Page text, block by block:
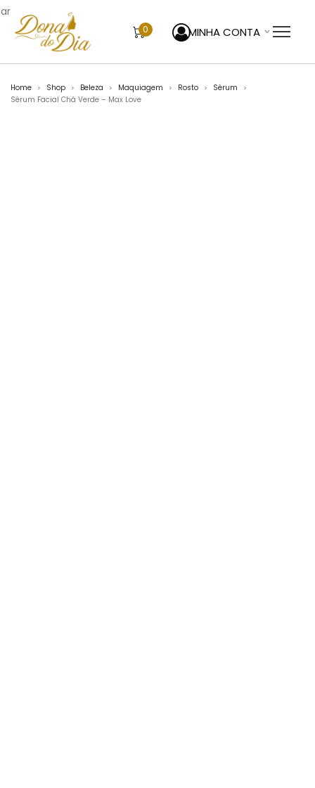
0 MINHA CONTA
Home > Shop > Beleza > Maquiagem > Rosto > Sérum >
Sérum Facial Chá Verde – Max Love